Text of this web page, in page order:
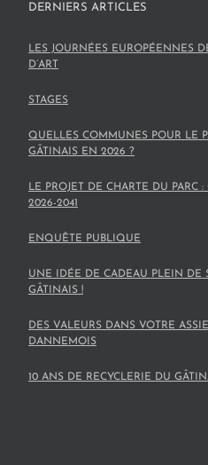
DERNIERS ARTICLES
LES JOURNÉES EUROPÉENNES
D’ART
STAGES
QUELLES COMMUNES POUR LE
GÂTINAIS EN 2026 ?
LE PROJET DE CHARTE DU PARC :
2026-2041
ENQUÊTE PUBLIQUE
UNE IDÉE DE CADEAU PLEIN DE
GÂTINAIS !
DES VALEURS DANS VOTRE
DANNEMOIS
10 ANS DE RECYCLERIE DU